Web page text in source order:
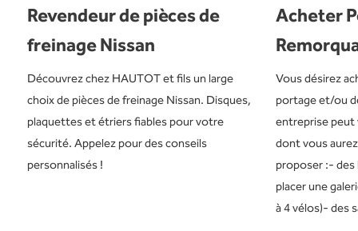
Revendeur de pièces de
freinage Nissan
Découvrez chez HAUTOT et fils un large
choix de pièces de freinage Nissan. Disques,
plaquettes et étriers fiables pour votre
sécurité. Appelez pour des conseils
personnalisés !
Acheter
Vous désirez
portage et/ou
entreprise
dont vous
proposer :-
placer une
à 4 vélos)- des